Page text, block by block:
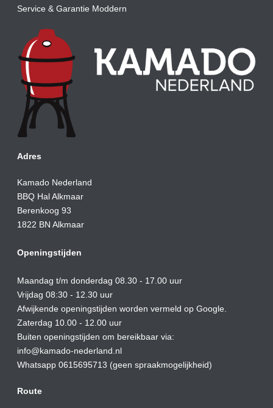
Service & Garantie Moddern
Adres
Kamado Nederland
BBQ Hal Alkmaar
Berenkoog 93
1822 BN Alkmaar
Openingstijden
Maandag t/m donderdag 08.30 - 17.00 uur
Vrijdag 08:30 - 12.30 uur
Afwijkende openingstijden worden vermeld op Google.
Zaterdag 10.00 - 12.00 uur
Buiten openingstijden om bereikbaar via:
info@kamado-nederland.nl
Whatsapp 0615695713 (geen spraakmogelijkheid)
Route